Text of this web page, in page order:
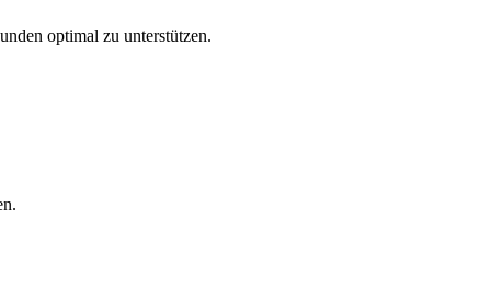
optimal zu unterstützen.